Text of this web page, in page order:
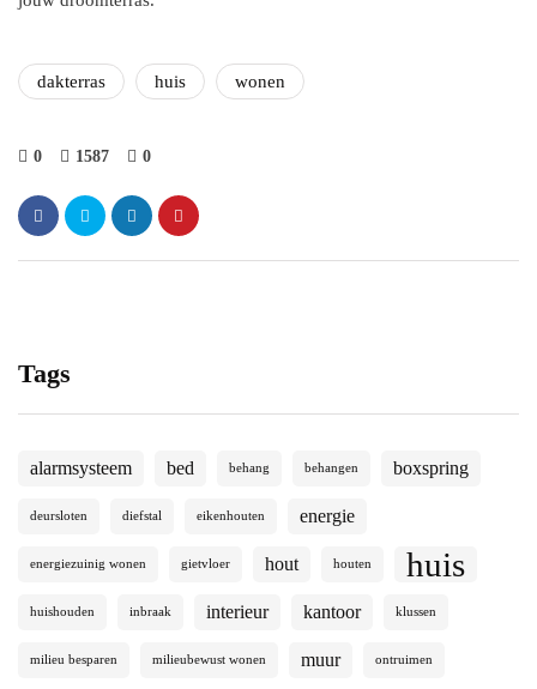
dakterras huis wonen
0 1587 0
Tags
alarmsysteem bed behang behangen boxspring
deursloten diefstal eikenhouten energie
energiezuinig wonen gietvloer hout houten huis
huishouden inbraak interieur kantoor klussen
milieu besparen milieubewust wonen muur ontruimen